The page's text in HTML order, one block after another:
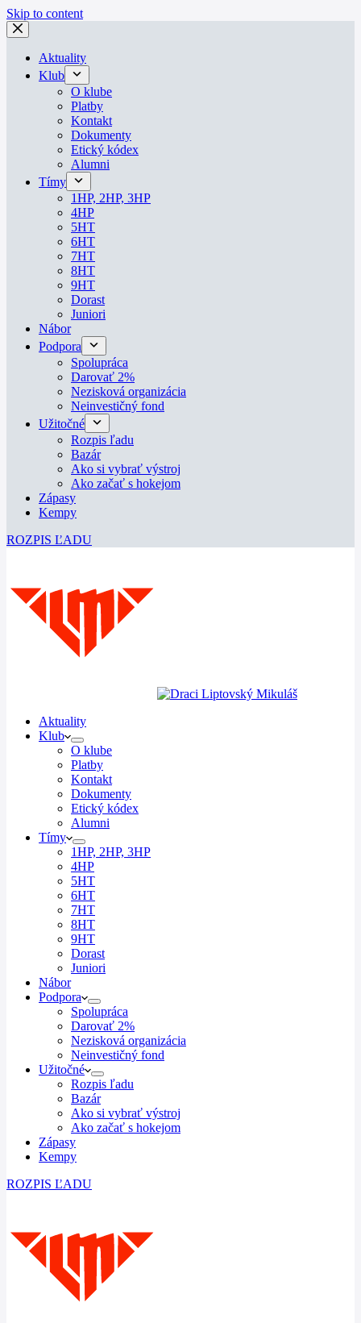
Skip to content
Aktuality
Klub
O klube
Platby
Kontakt
Dokumenty
Etický kódex
Alumni
Tímy
1HP, 2HP, 3HP
4HP
5HT
6HT
7HT
8HT
9HT
Dorast
Juniori
Nábor
Podpora
Spolupráca
Darovať 2%
Nezisková organizácia
Neinvestičný fond
Užitočné
Rozpis ľadu
Bazár
Ako si vybrať výstroj
Ako začať s hokejom
Zápasy
Kempy
ROZPIS ĽADU
Aktuality
Klub
O klube
Platby
Kontakt
Dokumenty
Etický kódex
Alumni
Tímy
1HP, 2HP, 3HP
4HP
5HT
6HT
7HT
8HT
9HT
Dorast
Juniori
Nábor
Podpora
Spolupráca
Darovať 2%
Nezisková organizácia
Neinvestičný fond
Užitočné
Rozpis ľadu
Bazár
Ako si vybrať výstroj
Ako začať s hokejom
Zápasy
Kempy
ROZPIS ĽADU